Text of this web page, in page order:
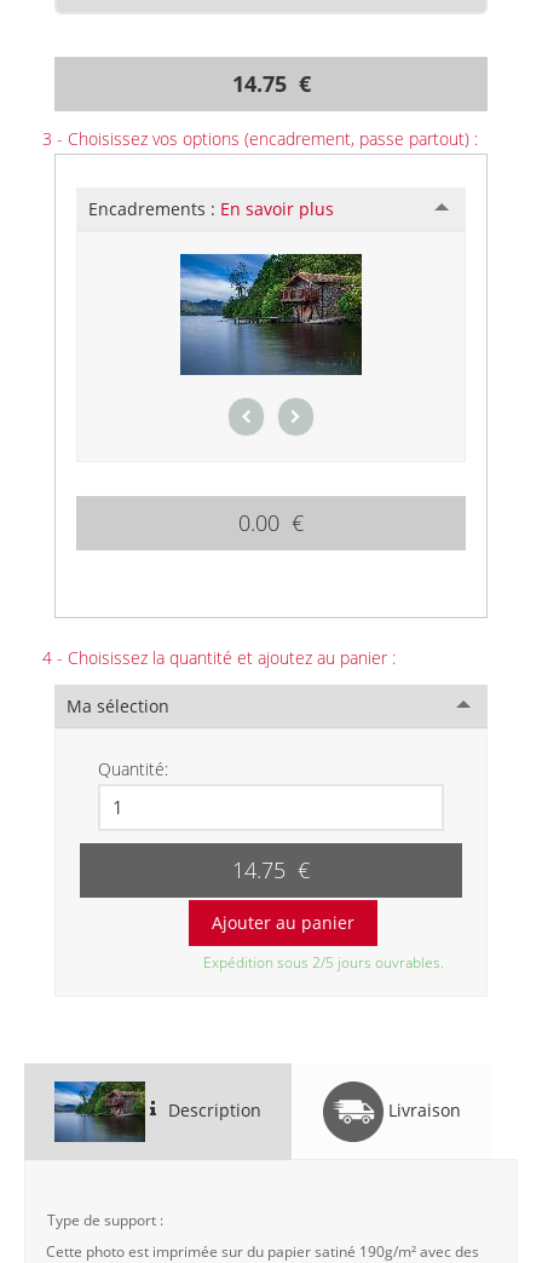
14.75 €
3 - Choisissez vos options (encadrement, passe partout) :
Encadrements : En savoir plus
0.00 €
4 - Choisissez la quantité et ajoutez au panier :
Ma sélection
Quantité:
14.75 €
Expédition sous 2/5 jours ouvrables.
Description Livraison
Type de support :
Cette photo est imprimée sur du papier satiné 190g/m² avec des